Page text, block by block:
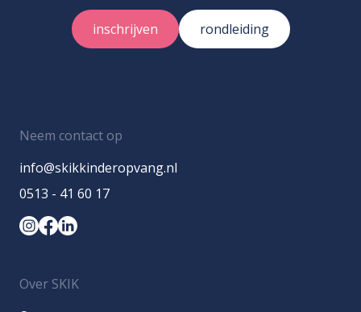
inschrijven rondleiding
Neem contact op
info@skikkinderopvang.nl
0513 - 41 60 17
Over SKIK